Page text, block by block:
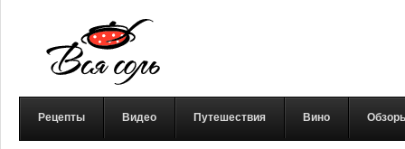
Рецепты Видео Путешествия Вино